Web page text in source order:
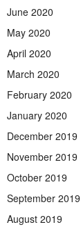
June 2020
May 2020
April 2020
March 2020
February 2020
January 2020
December 2019
November 2019
October 2019
September 2019
August 2019